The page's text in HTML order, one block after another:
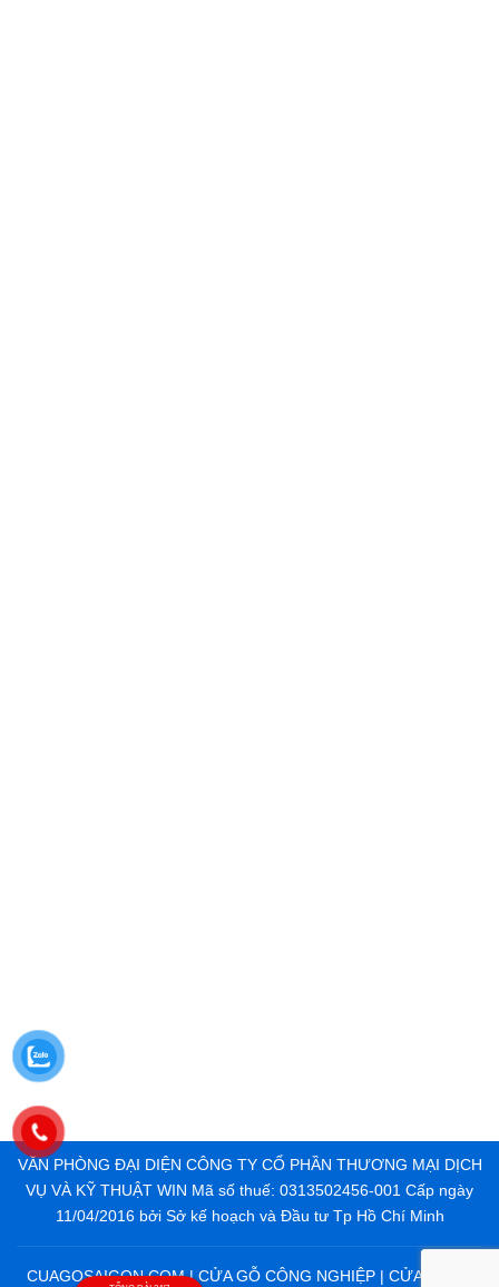
VĂN PHÒNG ĐẠI DIỆN CÔNG TY CỔ PHẦN THƯƠNG MẠI DỊCH
VỤ VÀ KỸ THUẬT WIN Mã số thuế: 0313502456-001 Cấp ngày
11/04/2016 bởi Sở kế hoạch và Đầu tư Tp Hồ Chí Minh
CUAGOSAIGON.COM | CỬA GỖ CÔNG NGHIỆP | CỬA NHỰA